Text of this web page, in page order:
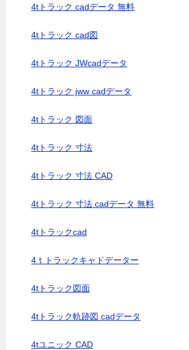
4tトラック cadデータ 無料
4tトラック cad図
4tトラック JWcadデータ
4tトラック jww cadデータ
4tトラック 図面
4tトラック 寸法
4tトラック 寸法 CAD
4tトラック 寸法 cadデータ 無料
4tトラックcad
4ｔトラックキャドデーター
4tトラック図面
4tトラック軌跡図 cadデータ
4tユニック CAD